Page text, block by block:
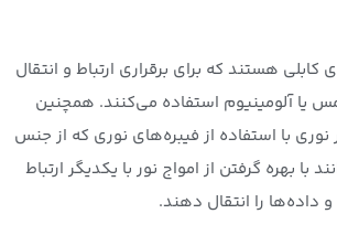
هستند که برای برقراری ارتباط و انتقال
یا آلومینیوم استفاده می‌کنند. همچنین
با استفاده از فیبره‌های نوری که از جنس
بهره گرفتن از امواج نور با یکدیگر ارتباط
و داده‌ها را انتقال دهند.